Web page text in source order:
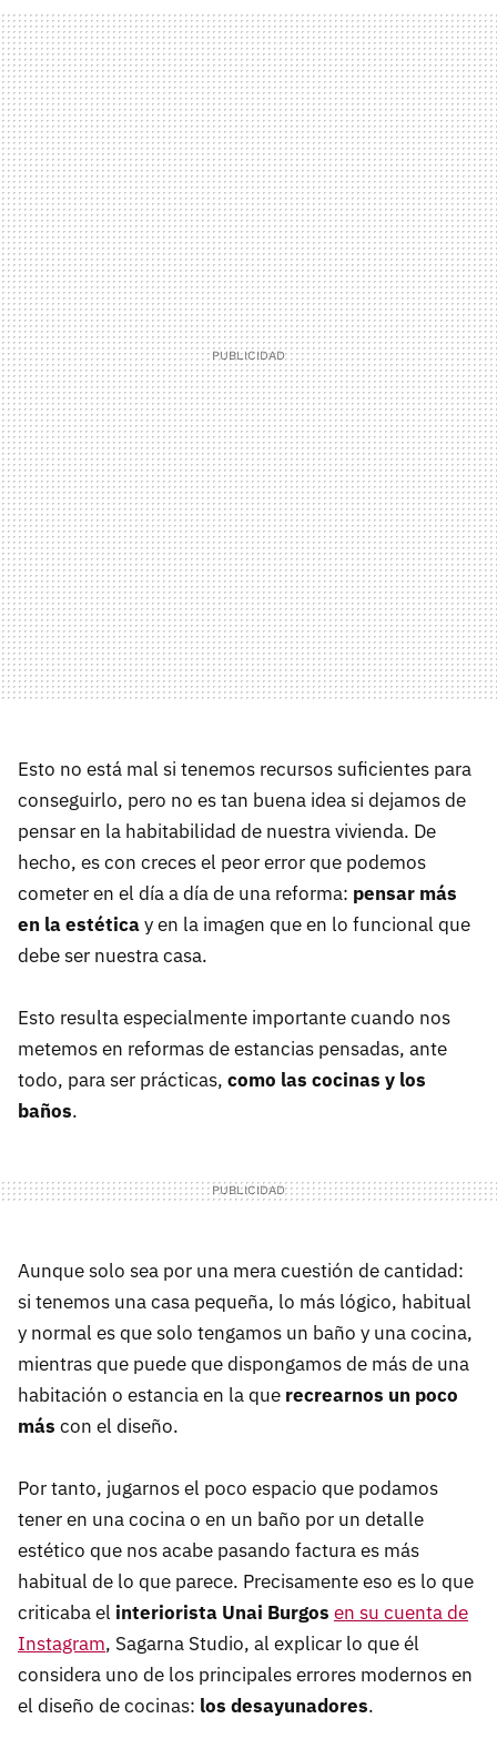
Esto no está mal si tenemos recursos suficientes para
conseguirlo, pero no es tan buena idea si dejamos de
pensar en la habitabilidad de nuestra vivienda. De
hecho, es con creces el peor error que podemos
cometer en el día a día de una reforma: pensar más
en la estéticay en la imagen que en lo funcional que
debe ser nuestra casa.
Esto resulta especialmente importante cuando nos
metemos en reformas de estancias pensadas, ante
todo, para ser prácticas, como las cocinas y los
baños.
Aunque solo sea por una mera cuestión de cantidad:
si tenemos una casa pequeña, lo más lógico, habitual
y normal es que solo tengamos un baño y una cocina,
mientras que puede que dispongamos de más de una
habitación o estancia en la que recrearnos un poco
más con el diseño.
Por tanto, jugarnos el poco espacio que podamos
tener en una cocina o en un baño por un detalle
estético que nos acabe pasando factura es más
habitual de lo que parece. Precisamente eso es lo que
criticaba el interiorista Unai Burgos en su cuenta de
Instagram, Sagarna Studio, al explicar lo que él
considera uno de los principales errores modernos en
el diseño de cocinas: los desayunadores.